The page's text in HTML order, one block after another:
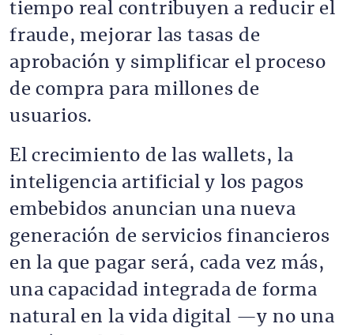
tiempo real contribuyen a reducir el
fraude, mejorar las tasas de
aprobación y simplificar el proceso
de compra para millones de
usuarios.
El crecimiento de las wallets, la
inteligencia artificial y los pagos
embebidos anuncian una nueva
generación de servicios financieros
en la que pagar será, cada vez más,
una capacidad integrada de forma
natural en la vida digital —y no una